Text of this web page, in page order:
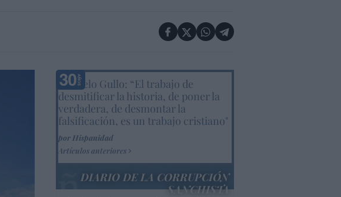
Marcelo Gullo: “El trabajo de
desmitificar la historia, de poner la
verdadera, de desmontar la
falsificación, es un trabajo cristiano"
por Hispanidad
Artículos anteriores
DIARIO DE LA CORRUPCIÓN
SANCHISTA